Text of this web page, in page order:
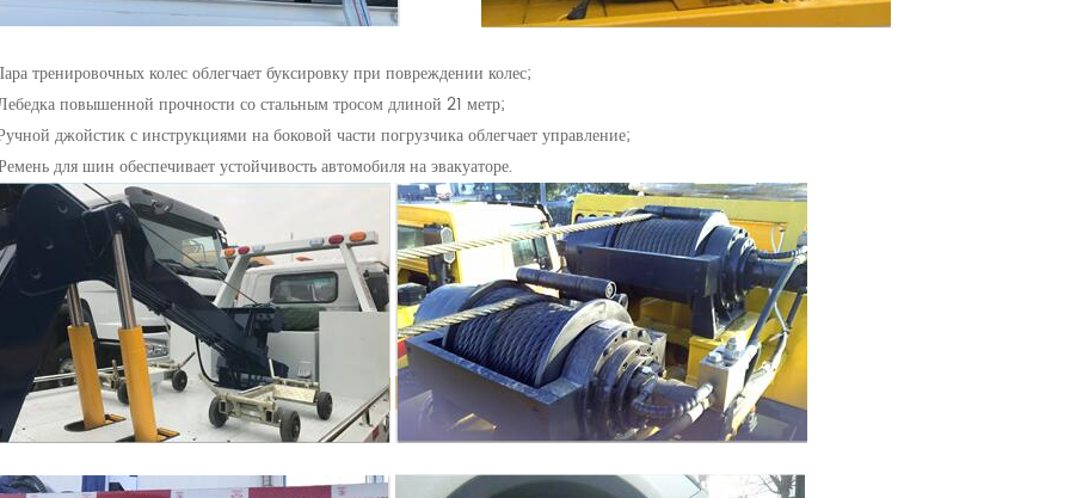
тренировочных колес облегчает буксировку при повреждении колес;
повышенной прочности со стальным тросом длиной 21 метр;
джойстик с инструкциями на боковой части погрузчика облегчает управление;
для шин обеспечивает устойчивость автомобиля на эвакуаторе.